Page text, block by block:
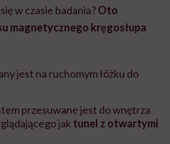
w czasie badania?Oto
magnetycznego kręgosłupa
jest na ruchomym łóżku do
przesuwane jest do wnętrza
jak tunel z otwartymi